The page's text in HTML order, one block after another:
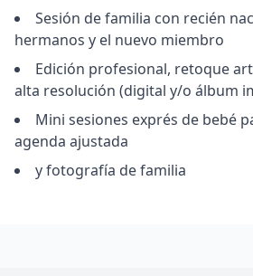
Sesión de familia con recién
hermanos y el nuevo miembro
Edición profesional, retoque
alta resolución (digital y/o álbum
Mini sesiones exprés de bebé
agenda ajustada
y fotografía de familia